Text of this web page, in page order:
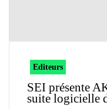
Editeurs
SEI présente
suite logicielle